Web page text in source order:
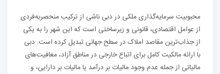
محبوبیت سرمایه‌گذاری ملکی در دبی ناشی از ترکیب منحصر‌به‌فردی
از عوامل اقتصادی، قانونی و زیرساختی است که این شهر را به یکی
از جذاب‌ترین مقاصد املاک در سطح جهانی تبدیل کرده است. دبی
با ارائه مالکیت کامل برای اتباع خارجی در مناطق آزاد، معافیت‌های
مالیاتی از جمله عدم وجود مالیات بر درآمد یا مالیات بر دارایی، و